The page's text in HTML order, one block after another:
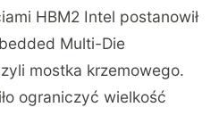
HBM2 Intel postanowił
Multi-Die
mostka krzemowego.
ograniczyć wielkość